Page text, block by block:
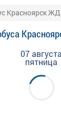
Красноярск
07 августа
пятница